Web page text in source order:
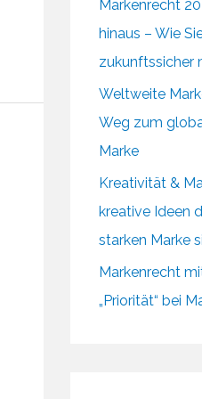
Markenrecht
hinaus – Wie
zukunftssicher
Weltweite
Weg zum
Marke
Kreativität &
kreative Ideen
starken Marke
Markenrecht
„Priorität“ bei